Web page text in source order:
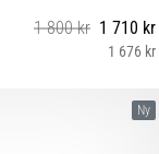
1 800 kr 1 710 kr
1 676 kr
40½ 41½ 42 42½ 43½ Ny